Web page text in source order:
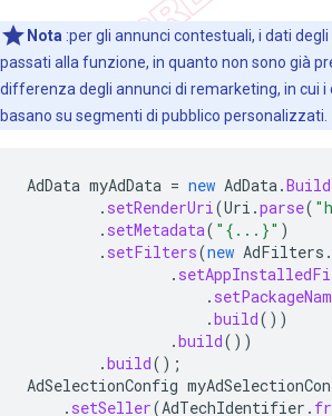
Nota :per gli annunci contestuali, i dati
passati alla funzione, in quanto non sono già
differenza degli annunci di remarketing, in cui i
basano su segmenti di pubblico personalizzati.
AdData myAdData = new AdData .
. setRenderUri (Uri .parse(
. setMetadata( "{...}" )
. setFilters(new AdFilters .
.
.
.build())
.build())
.build();
AdSelectionConfig
. setSeller(AdTechIdentifier .